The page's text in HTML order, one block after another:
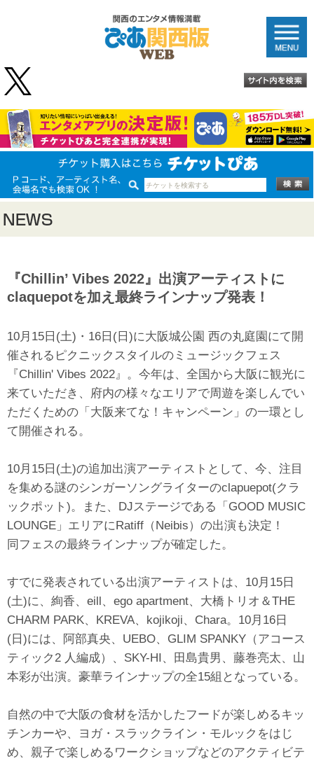
『Chillin’ Vibes 2022』出演アーティストに
claquepotを加え最終ラインナップ発表！
10月15日(土)・16日(日)に大阪城公園 西の丸庭園にて開
催されるピクニックスタイルのミュージックフェス
『Chillin' Vibes 2022』。今年は、全国から大阪に観光に
来ていただき、府内の様々なエリアで周遊を楽しんでい
ただくための「大阪来てな！キャンペーン」の一環とし
て開催される。
10月15日(土)の追加出演アーティストとして、今、注目
を集める謎のシンガーソングライターのclapuepot(クラ
ックポット)。また、DJステージである「GOOD MUSIC
LOUNGE」エリアにRatiff（Neibis）の出演も決定！
同フェスの最終ラインナップが確定した。
すでに発表されている出演アーティストは、10月15日
(土)に、絢香、eill、ego apartment、大橋トリオ＆THE
CHARM PARK、KREVA、kojikoji、Chara。10月16日
(日)には、阿部真央、UEBO、GLIM SPANKY（アコース
ティック2 人編成）、SKY-HI、田島貴男、藤巻亮太、山
本彩が出演。豪華ラインナップの全15組となっている。
自然の中で大阪の食材を活かしたフードが楽しめるキッ
チンカーや、ヨガ・スラックライン・モルックをはじ
め、親子で楽しめるワークショップなどのアクティビテ